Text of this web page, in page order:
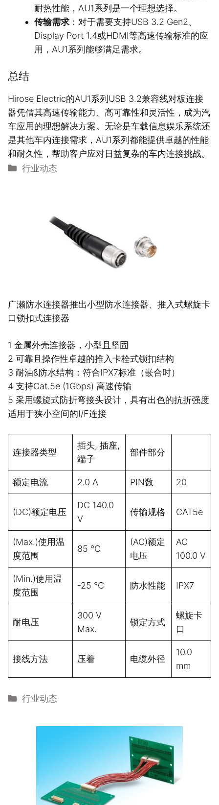
耐热性能，AU1系列是一个理想选择。
传输需求 ：对于需要支持USB 3.2 Gen2、
Display Port 1.4或HDMI等高速传输标准的应
用，AU1系列能够满足需求。
总结
Hirose Electric的AU1系列USB 3.2兼容线对板连接
器凭借其高速传输能力、高可靠性和灵活性，成为汽
车应用的理想解决方案。无论是车载信息娱乐系统还
是其他车内连接需求，AU1系列都能提供卓越的性能
和耐久性，帮助客户应对日益复杂的车内连接挑战。
分
行业动态
广濑防水连接器推出小型防水连接器、推入式螺旋卡
口锁扣式连接器
1 金属外壳连接器，小型且坚固
2 可靠且操作性卓越的推入卡栓式锁扣结构
3 耐油&防水结构：符合IPX7标准（嵌合时）
4 支持Cat.5e (1Gbps) 高速传输
5 采用螺旋式防折弯接头设计，具有出色的抗折强度
适用于狭小空间的I/F连接
连接器类型
插头, 插座,
端子
部件部分
额定电流 2.0 A PIN数 20
(DC)额定电压
DC 140.0
V
传输规格 CAT5e
(Max.)使用温
度范围
85 ℃
(AC)额定
电压
AC
100.0 V
(Min.)使用温
度范围
-25 ℃ 防水性能 IPX7
耐电压
300 V
Max.
锁定方式
螺旋卡
口
接线方法 压着 电缆外径
10.0
mm
分
行业动态